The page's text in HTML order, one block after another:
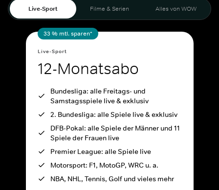
Live-Sport Filme & Serien Alles von WOW
33 % mtl. sparen*
Live-Sport
12-Monatsabo
Bundesliga: alle Freitags- und
Samstagsspiele live & exklusiv
2. Bundesliga: alle Spiele live & exklusiv
DFB-Pokal: alle Spiele der Männer und 11
Spiele der Frauen live
Premier League: alle Spiele live
Motorsport: F1, MotoGP, WRC u. a.
NBA, NHL, Tennis, Golf und vieles mehr